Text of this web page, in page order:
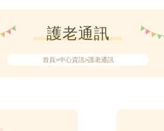
護老通訊
首頁>中心資訊>護老通訊